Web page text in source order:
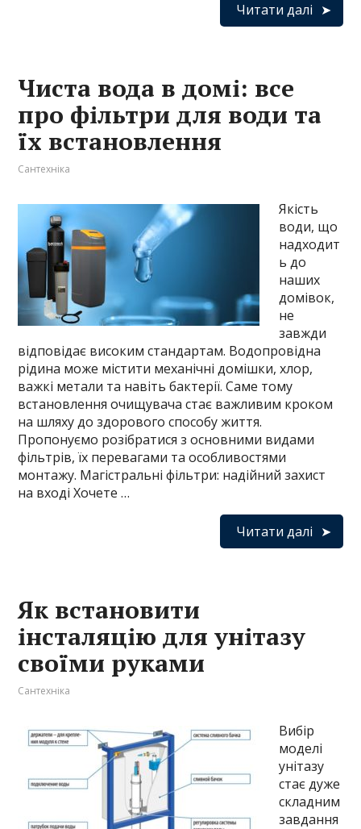
Читати далі
Чиста вода в домі: все
про фільтри для води та
їх встановлення
Сантехніка
Якість
води, що
надходит
ь до
наших
домівок,
не
завжди
відповідає високим стандартам. Водопровідна
рідина може містити механічні домішки, хлор,
важкі метали та навіть бактерії. Саме тому
встановлення очищувача стає важливим кроком
на шляху до здорового способу життя.
Пропонуємо розібратися з основними видами
фільтрів, їх перевагами та особливостями
монтажу. Магістральні фільтри: надійний захист
на вході Хочете …
Читати далі
Як встановити
інсталяцію для унітазу
своїми руками
Сантехніка
Вибір
моделі
унітазу
стає дуже
складним
завдання